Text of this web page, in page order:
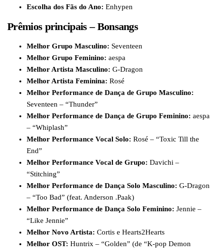
Escolha dos Fãs do Ano: Enhypen
Prêmios principais – Bonsangs
Melhor Grupo Masculino: Seventeen
Melhor Grupo Feminino: aespa
Melhor Artista Masculino: G-Dragon
Melhor Artista Feminina: Rosé
Melhor Performance de Dança de Grupo Masculino:
Seventeen – “Thunder”
Melhor Performance de Dança de Grupo Feminino: aespa
– “Whiplash”
Melhor Performance Vocal Solo: Rosé – “Toxic Till the
End”
Melhor Performance Vocal de Grupo: Davichi –
“Stitching”
Melhor Performance de Dança Solo Masculino: G-Dragon
– “Too Bad” (feat. Anderson .Paak)
Melhor Performance de Dança Solo Feminino: Jennie –
“Like Jennie”
Melhor Novo Artista: Cortis e Hearts2Hearts
Melhor OST: Huntrix – “Golden” (de “K-pop Demon